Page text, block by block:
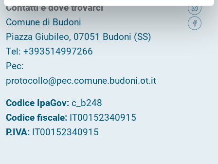
Contatti e dove trovarci
Comune di Budoni
Piazza Giubileo, 07051 Budoni (SS)
Tel: +393514997266
Pec:
protocollo@pec.comune.budoni.ot.it
Codice IpaGov: c_b248
Codice fiscale: IT00152340915
P.IVA: IT00152340915